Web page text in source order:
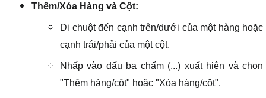
Thêm/Xóa Hàng và Cột:
Di chuột đến cạnh trên/dưới của một hàng hoặc
cạnh trái/phải của một cột.
Nhấp vào dấu ba chấm (...) xuất hiện và chọn
"Thêm hàng/cột" hoặc "Xóa hàng/cột".